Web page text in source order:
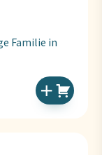
Familie in